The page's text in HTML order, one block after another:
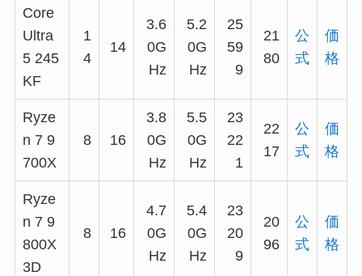
Core
Ultra
5 245
KF
1
4
14
3.6
0G
Hz
5.2
0G
Hz
25
59
9
21
80
公
式
価
格
Ryze
n 7 9
700X
8 16
3.8
0G
Hz
5.5
0G
Hz
23
22
1
22
17
公
式
価
格
Ryze
n 7 9
800X
3D
8 16
4.7
0G
Hz
5.4
0G
Hz
23
20
9
20
96
公
式
価
格